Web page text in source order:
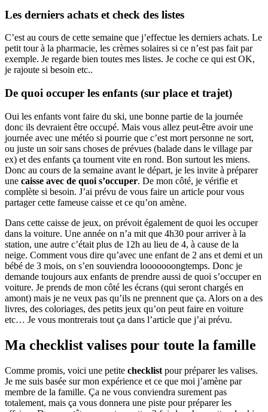
Les derniers achats et check des listes
C’est au cours de cette semaine que j’effectue les derniers achats. Le
petit tour à la pharmacie, les crèmes solaires si ce n’est pas fait par
exemple. Je regarde bien toutes mes listes. Je coche ce qui est OK,
je rajoute si besoin etc..
De quoi occuper les enfants (sur place et trajet)
Oui les enfants vont faire du ski, une bonne partie de la journée
donc ils devraient être occupé. Mais vous allez peut-être avoir une
journée avec une météo si pourrie que c’est mort personne ne sort,
ou juste un soir sans choses de prévues (balade dans le village par
ex) et des enfants ça tournent vite en rond. Bon surtout les miens.
Donc au cours de la semaine avant le départ, je les invite à préparer
une caisse avec de quoi s’occuper. De mon côté, je vérifie et
complète si besoin. J’ai prévu de vous faire un article pour vous
partager cette fameuse caisse et ce qu’on amène.
Dans cette caisse de jeux, on prévoit également de quoi les occuper
dans la voiture. Une année on n’a mit que 4h30 pour arriver à la
station, une autre c’était plus de 12h au lieu de 4, à cause de la
neige. Comment vous dire qu’avec une enfant de 2 ans et demi et un
bébé de 3 mois, on s’en souviendra looooooongtemps. Donc je
demande toujours aux enfants de prendre aussi de quoi s’occuper en
voiture. Je prends de mon côté les écrans (qui seront chargés en
amont) mais je ne veux pas qu’ils ne prennent que ça. Alors on a des
livres, des coloriages, des petits jeux qu’on peut faire en voiture
etc… Je vous montrerais tout ça dans l’article que j’ai prévu.
Ma checklist valises pour toute la famille
Comme promis, voici une petite checklist pour préparer les valises.
Je me suis basée sur mon expérience et ce que moi j’amène par
membre de la famille. Ça ne vous conviendra surement pas
totalement, mais ça vous donnera une piste pour préparer les